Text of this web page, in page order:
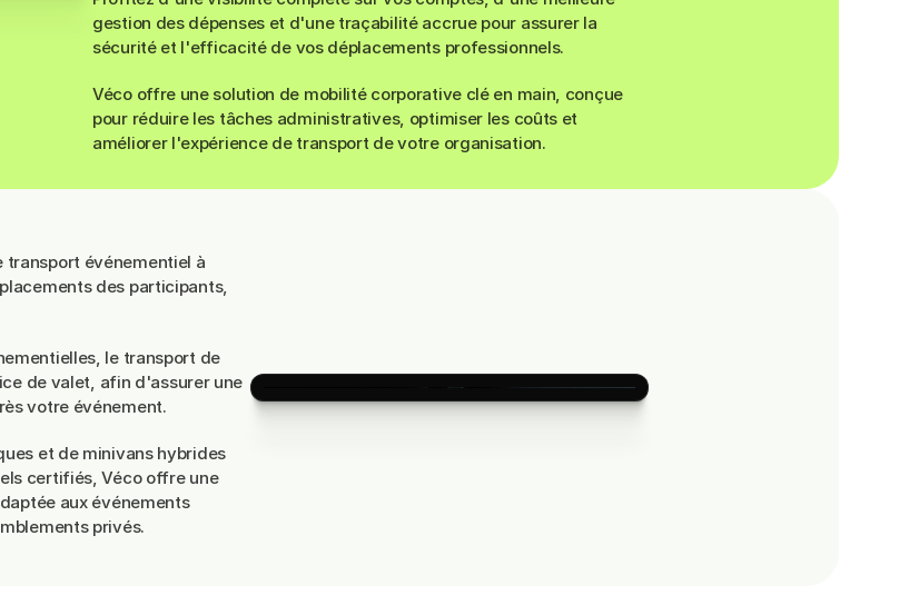
gestion des dépenses et d'une traçabilité accrue pour assurer la
sécurité et l'efficacité de vos déplacements professionnels.
Véco offre une solution de mobilité corporative clé en main, conçue
pour réduire les tâches administratives, optimiser les coûts et
améliorer l'expérience de transport de votre organisation.
transport événementiel à
des participants,
le transport de
de valet, afin d'assurer une
votre événement.
et de minivans hybrides
certifiés, Véco offre une
aux événements
privés.